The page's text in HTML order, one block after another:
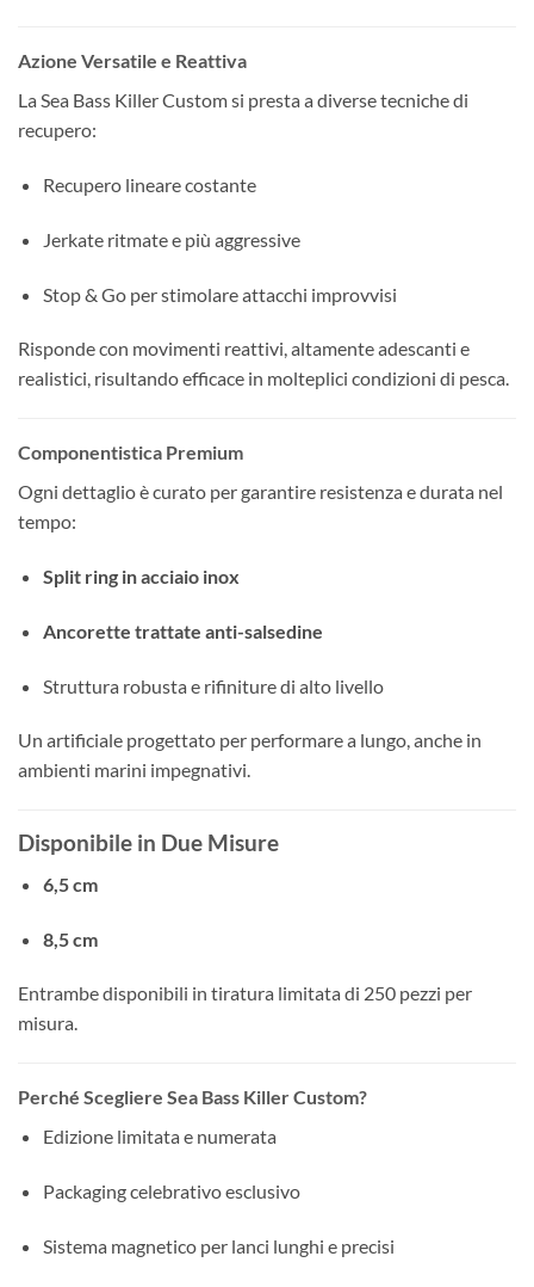
Azione Versatile e Reattiva
La Sea Bass Killer Custom si presta a diverse tecniche di
recupero:
Recupero lineare costante
Jerkate ritmate e più aggressive
Stop & Go per stimolare attacchi improvvisi
Risponde con movimenti reattivi, altamente adescanti e
realistici, risultando efficace in molteplici condizioni di pesca.
Componentistica Premium
Ogni dettaglio è curato per garantire resistenza e durata nel
tempo:
Split ring in acciaio inox
Ancorette trattate anti-salsedine
Struttura robusta e rifiniture di alto livello
Un artificiale progettato per performare a lungo, anche in
ambienti marini impegnativi.
Disponibile in Due Misure
6,5 cm
8,5 cm
Entrambe disponibili in tiratura limitata di 250 pezzi per
misura.
Perché Scegliere Sea Bass Killer Custom?
Edizione limitata e numerata
Packaging celebrativo esclusivo
Sistema magnetico per lanci lunghi e precisi